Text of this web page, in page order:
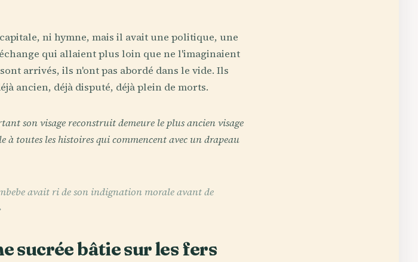
ni hymne, mais il avait une politique, une
qui allaient plus loin que ne l'imaginaient
arrivés, ils n'ont pas abordé dans le vide. Ils
ancien, déjà disputé, déjà plein de morts.
son visage reconstruit demeure le plus ancien visage
toutes les histoires qui commencent avec un drapeau
avait ri de son indignation morale avant de
sucrée bâtie sur les fers